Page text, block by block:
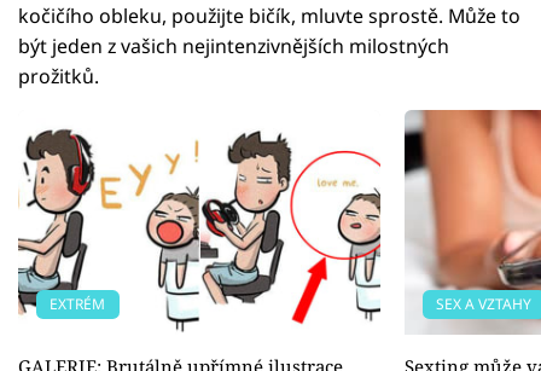
kočičího obleku, použijte bičík, mluvte sprostě. Může to
být jeden z vašich nejintenzivnějších milostných
prožitků.
EXTRÉM
GALERIE: Brutálně upřímné ilustrace
SEX A VZTAHY
Sexting může